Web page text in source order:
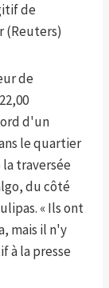
de
(Reuters)
de
d'un
le quartier
traversée
du côté
« Ils ont
mais il n'y
à la presse